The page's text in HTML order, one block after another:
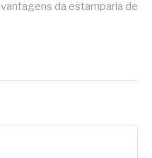
vantagens da estamparia de